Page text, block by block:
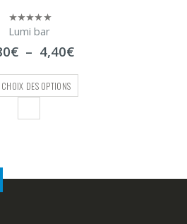
0
5
Lumi bar
€ – 4,40€Plage
prix :
à
CHOIX DES OPTIONS